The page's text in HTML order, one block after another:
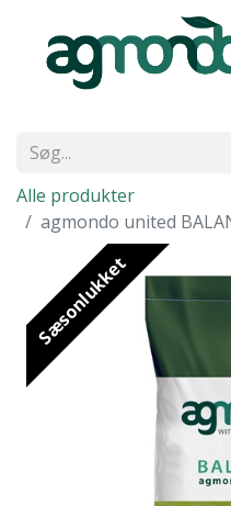
Alle produkter
agmondo united
Sæsonlukket